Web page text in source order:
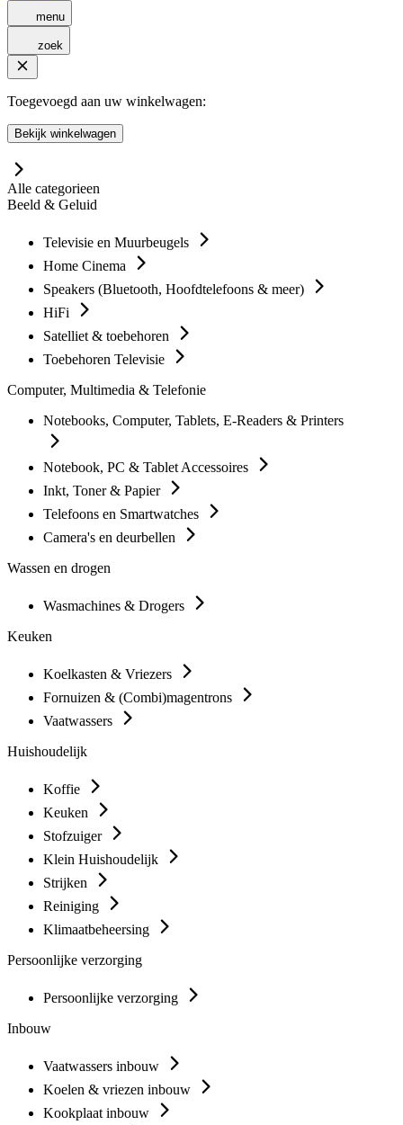
menu
zoek
Toegevoegd aan uw winkelwagen:
Bekijk winkelwagen
Alle categorieen
Beeld & Geluid
Televisie en Muurbeugels
Home Cinema
Speakers (Bluetooth, Hoofdtelefoons & meer)
HiFi
Satelliet & toebehoren
Toebehoren Televisie
Computer, Multimedia & Telefonie
Notebooks, Computer, Tablets, E-Readers & Printers
Notebook, PC & Tablet Accessoires
Inkt, Toner & Papier
Telefoons en Smartwatches
Camera's en deurbellen
Wassen en drogen
Wasmachines & Drogers
Keuken
Koelkasten & Vriezers
Fornuizen & (Combi)magentrons
Vaatwassers
Huishoudelijk
Koffie
Keuken
Stofzuiger
Klein Huishoudelijk
Strijken
Reiniging
Klimaatbeheersing
Persoonlijke verzorging
Persoonlijke verzorging
Inbouw
Vaatwassers inbouw
Koelen & vriezen inbouw
Kookplaat inbouw